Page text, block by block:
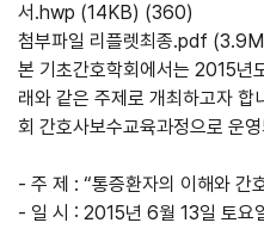
서.hwp (14KB) (360)
첨부파일 리플렛최종.pdf
본 기초간호학회에서는 2015년
래와 같은 주제로 개최하고자 합
회 간호사보수교육과정으로 운
- 주 제 : “통증환자의 이해와 간
- 일 시 : 2015년 6월 13일 토